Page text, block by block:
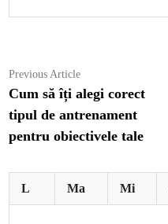
Navigare
în
articole
Previous ArticlePrevious
article:
Cum să îți alegi corect
tipul de antrenament
pentru obiectivele tale
L Ma Mi